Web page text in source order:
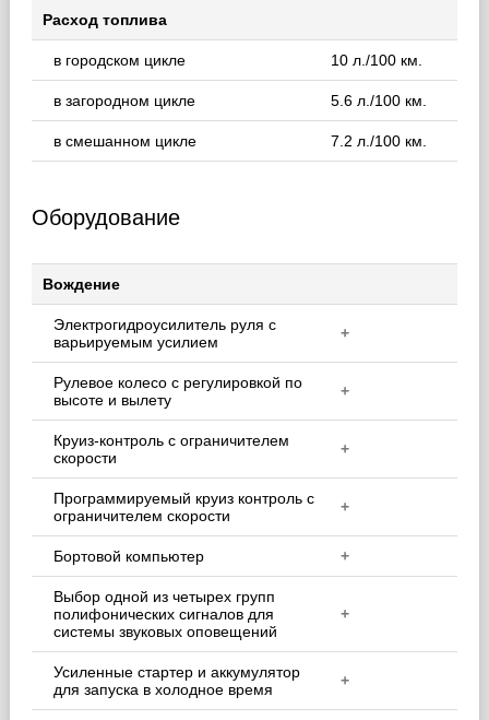
Расход топлива
в городском цикле 10 л./100 км.
в загородном цикле 5.6 л./100 км.
в смешанном цикле 7.2 л./100 км.
Оборудование
Вождение
Электрогидроусилитель руля с
варьируемым усилием
+
Рулевое колесо с регулировкой по
высоте и вылету
+
Круиз-контроль с ограничителем
скорости
+
Программируемый круиз контроль с
ограничителем скорости
+
Бортовой компьютер +
Выбор одной из четырех групп
полифонических сигналов для
системы звуковых оповещений
+
Усиленные стартер и аккумулятор
для запуска в холодное время
+